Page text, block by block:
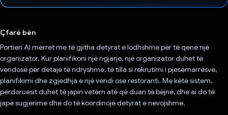
Çfarë bën
Portieri AI merret me të gjitha detyrat e lodhshme për të qenë një
organizator. Kur planifikoni një ngjarje, një organizator duhet të
vendosë për detaje të ndryshme, të tilla si rekrutimi i pjesëmarrësve,
planifikimi dhe zgjedhja e një vendi ose restoranti. Me këtë sistem,
përdoruesit duhet të japin vetëm atë që duan të bëjnë, dhe ai do të
japë sugjerime dhe do të koordinojë detyrat e nevojshme.